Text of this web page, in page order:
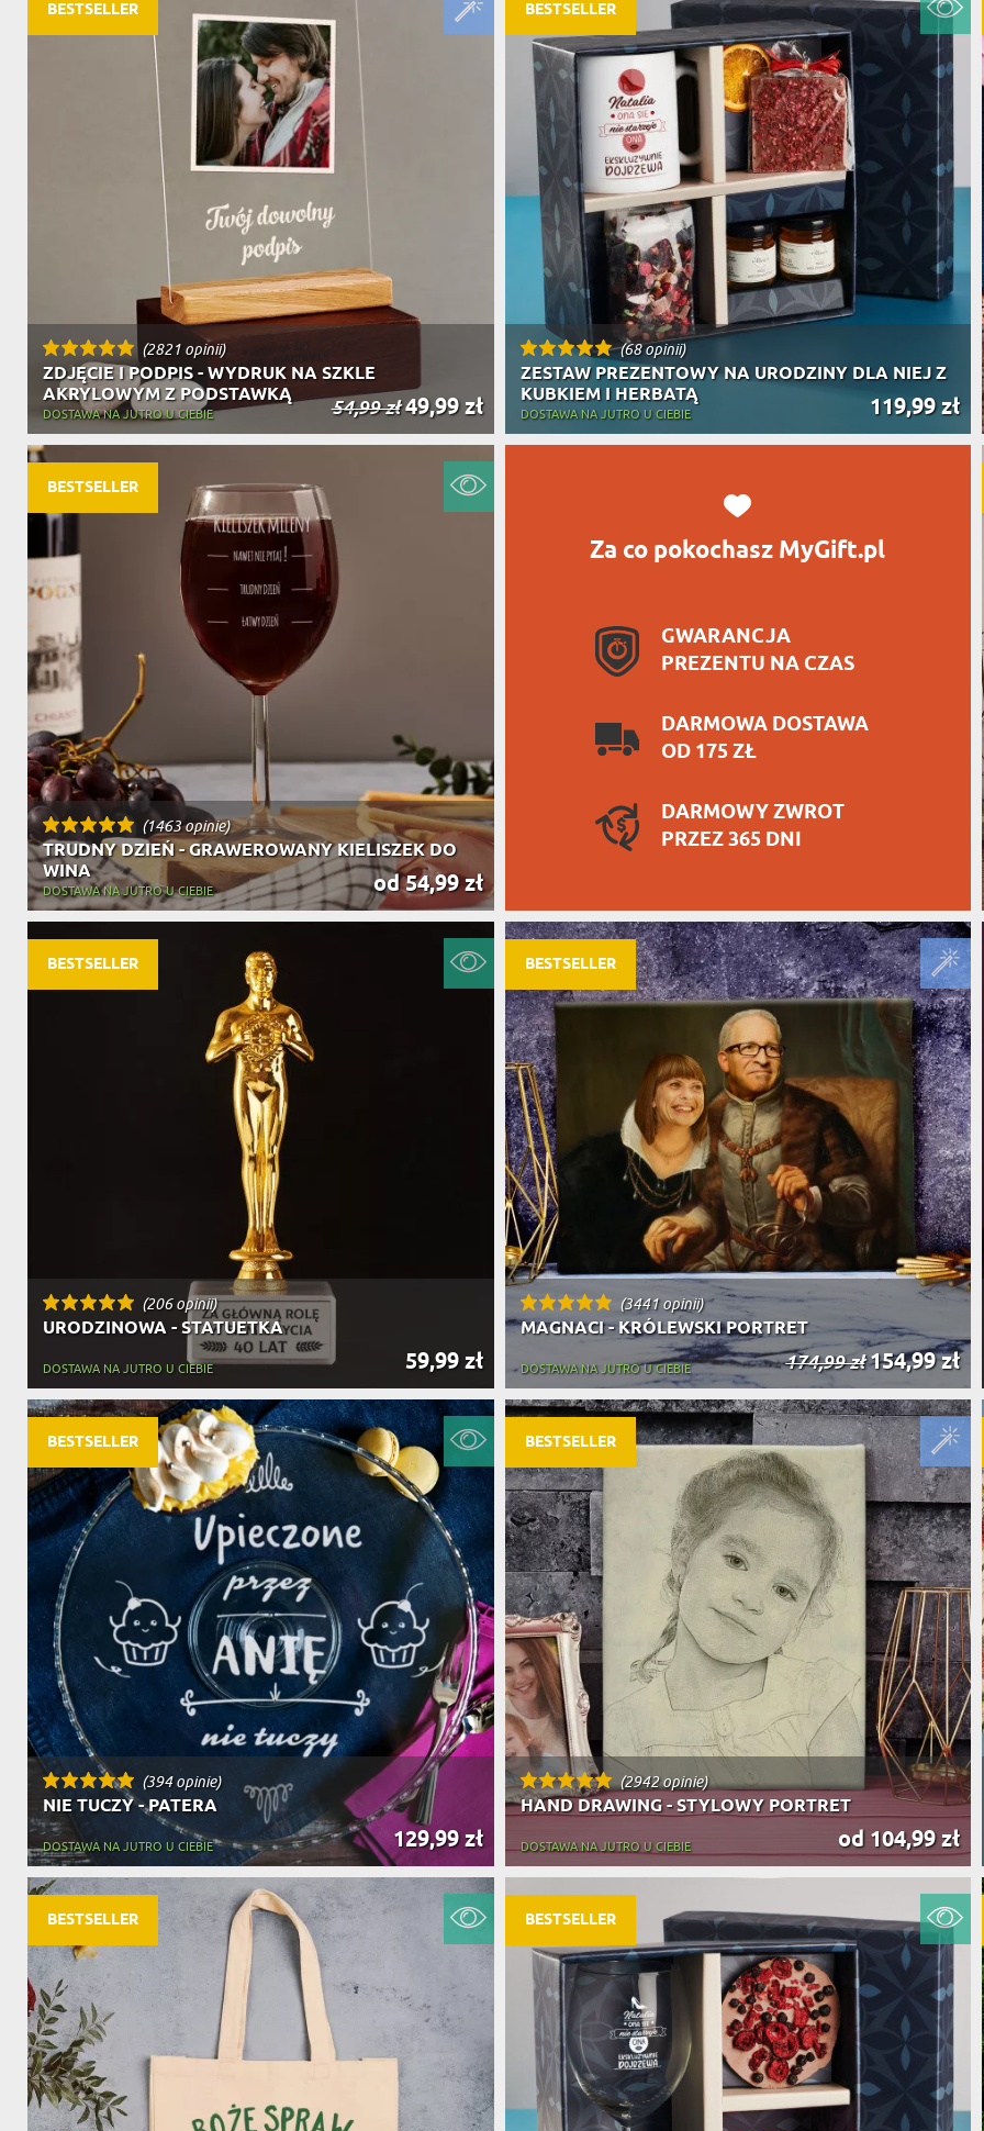
PREZENT DLATEŚCIÓW PREZENT DLAFIRM
SENIORA
SZEFA
PRODUKTY SPOŻYWCZE
CHARAKTER PREZENTU
SZKLANKI DO PIWA
(2821 opinii)
ZDJĘCIE I PODPIS - WYDRUK NA SZKLE
AKRYLOWYM Z PODSTAWKĄ
54,99 zł49,99 zł
DOSTAWA NA JUTRO U CIEBIE
BESTSELLER
(68 opinii)
ZESTAW PREZENTOWY NA URODZINY DLA NIEJ Z
KUBKIEM I HERBATĄ
119,99 zł
DOSTAWA NA JUTRO U CIEBIE
BESTSELLER
Za co pokochasz MyGift.pl
GWARANCJA
PREZENTU NA CZAS
DARMOWA DOSTAWA
OD 175 ZŁ
DARMOWY ZWROT
PRZEZ 365 DNI
(1463 opinie)
TRUDNY DZIEŃ - GRAWEROWANY KIELISZEK DO
WINA
od 54,99 zł
DOSTAWA NA JUTRO U CIEBIE
BESTSELLER
(206 opinii)
URODZINOWA - STATUETKA
59,99 zł
DOSTAWA NA JUTRO U CIEBIE
BESTSELLER
(3441 opinii)
MAGNACI - KRÓLEWSKI PORTRET
174,99 zł154,99 zł
DOSTAWA NA JUTRO U CIEBIE
BESTSELLER
(2942 opinie)
HAND DRAWING - STYLOWY PORTRET
od 104,99 zł
DOSTAWA NA JUTRO U CIEBIE
BESTSELLER
(394 opinie)
NIE TUCZY - PATERA
129,99 zł
DOSTAWA NA JUTRO U CIEBIE
BESTSELLER
BESTSELLER BESTSELLER